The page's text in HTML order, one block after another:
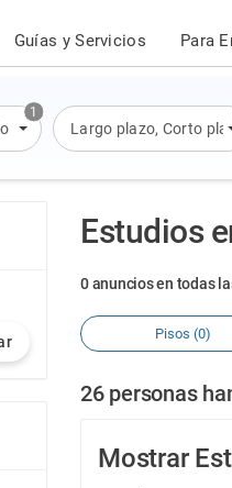
Guías y Servicios Para
1
Largo plazo, Corto
Estudios
0 anuncios en todas
Pisos (0)
26 personas
Mostrar